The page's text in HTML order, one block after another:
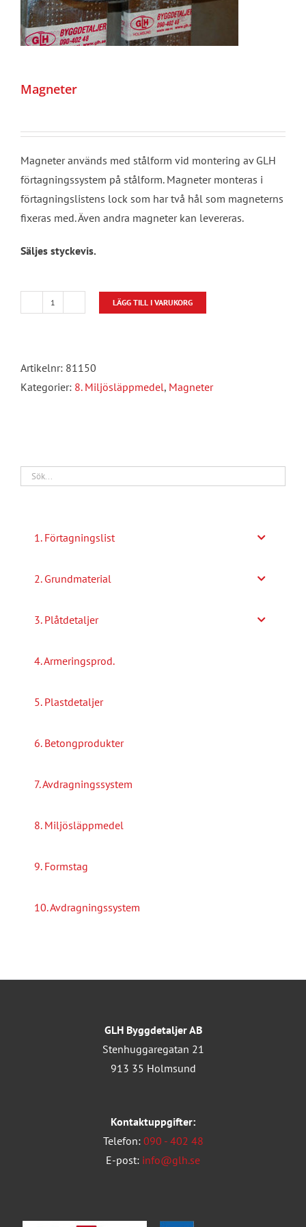
Magneter
Magneter används med stålform vid montering av GLH
förtagningssystem på stålform. Magneter monteras i
förtagningslistens lock som har två hål som magneterns
fixeras med. Även andra magneter kan levereras.
Säljes styckevis.
Magneter
LÄGG TILL I VARUKORG
Artikelnr: 81150
Kategorier: 8. Miljösläppmedel, Magneter
1. Förtagningslist
2. Grundmaterial
3. Plåtdetaljer
4. Armeringsprod.
5. Plastdetaljer
6. Betongprodukter
7. Avdragningssystem
8. Miljösläppmedel
9. Formstag
10. Avdragningssystem
GLH Byggdetaljer AB
Stenhuggaregatan 21
913 35 Holmsund
Kontaktuppgifter:
Telefon: 090 - 402 48
E-post: info@glh.se